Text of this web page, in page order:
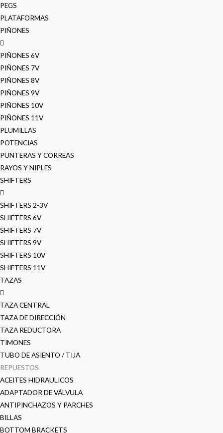
PEGS
PLATAFORMAS
PIÑONES
PIÑONES 6V
PIÑONES 7V
PIÑONES 8V
PIÑONES 9V
PIÑONES 10V
PIÑONES 11V
PLUMILLAS
POTENCIAS
PUNTERAS Y CORREAS
RAYOS Y NIPLES
SHIFTERS
SHIFTERS 2-3V
SHIFTERS 6V
SHIFTERS 7V
SHIFTERS 9V
SHIFTERS 10V
SHIFTERS 11V
TAZAS
TAZA CENTRAL
TAZA DE DIRECCIÓN
TAZA REDUCTORA
TIMONES
TUBO DE ASIENTO / TIJA
REPUESTOS
ACEITES HIDRAULICOS
ADAPTADOR DE VÁLVULA
ANTIPINCHAZOS Y PARCHES
BILLAS
BOTTOM BRACKETS